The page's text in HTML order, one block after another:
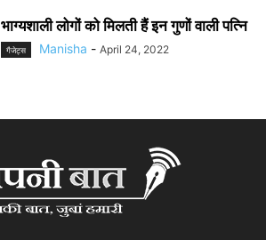
भाग्यशाली लोगों को मिलती हैं इन गुणों वाली पत्नि
गैजेट्स Manisha - April 24, 2022